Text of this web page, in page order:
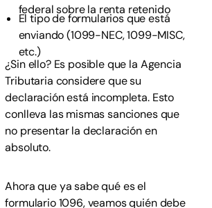
federal sobre la renta retenido
El tipo de formularios que está
enviando (1099-NEC, 1099-MISC,
etc.)
¿Sin ello? Es posible que la Agencia
Tributaria considere que su
declaración está incompleta. Esto
conlleva las mismas sanciones que
no presentar la declaración en
absoluto.
Ahora que ya sabe qué es el
formulario 1096, veamos quién debe